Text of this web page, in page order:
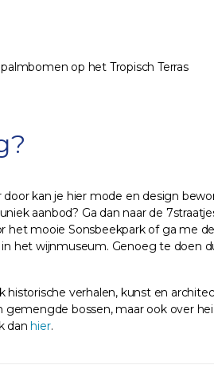
op het Tropisch Terras
kan je hier mode en design
aanbod? Ga dan naar de
mooie Sonsbeekpark of ga me
het wijnmuseum. Genoeg te doen
verhalen, kunst en
bossen, maar ook over
danhier.